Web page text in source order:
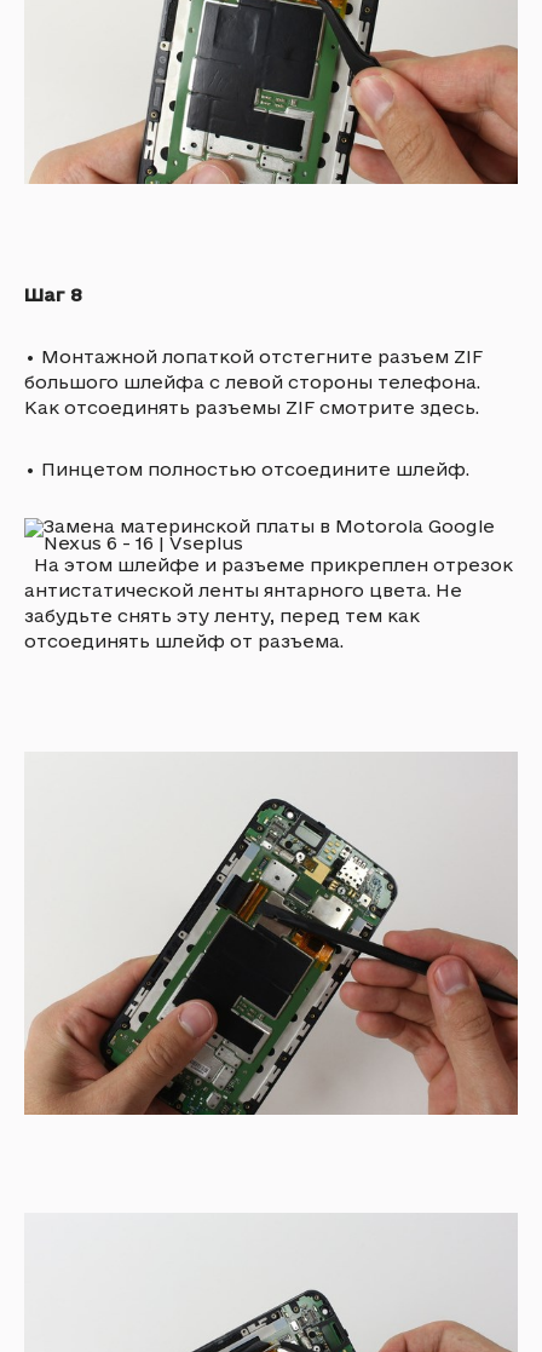
Шаг 8
• Монтажной лопаткой отстегните разъем ZIF
большого шлейфа с левой стороны телефона.
Как отсоединять разъемы ZIF смотрите здесь.
• Пинцетом полностью отсоедините шлейф.
На этом шлейфе и разъеме прикреплен отрезок
антистатической ленты янтарного цвета. Не
забудьте снять эту ленту, перед тем как
отсоединять шлейф от разъема.